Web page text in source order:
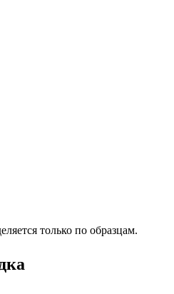
только по образцам.